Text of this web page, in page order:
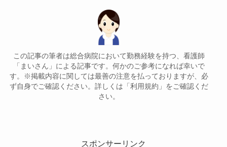
この記事の筆者は総合病院において勤務経験を持つ、看護師
「まいさん」による記事です。何かのご参考になれば幸いで
す。※掲載内容に関しては最善の注意を払っておりますが、必
ず自身でご確認ください。詳しくは「利用規約」をご確認くだ
さい。
スポンサーリンク